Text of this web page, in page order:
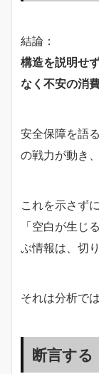
結論：
構造を説明せ
なく不安の消
安全保障を語
の戦力が動き
これを示さず
「空白が生じ
ぶ情報は、切
それは分析では
断言する